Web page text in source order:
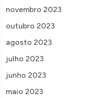
novembro 2023
outubro 2023
agosto 2023
julho 2023
junho 2023
maio 2023